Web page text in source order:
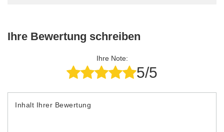
Ihre Bewertung schreiben
Ihre Note:
5/5
Inhalt Ihrer Bewertung